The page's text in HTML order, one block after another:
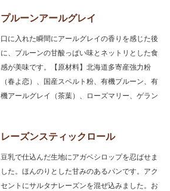
プルーンアールグレイ
口に入れた瞬間にアールグレイの香りを感じた後
に、プルーンの甘酸っぱい味とネットリとした食
感が美味です。【原材料】北海道多寄産強力粉
（春よ恋）、国産スペルト粉、有機プルーン、有
機アールグレイ（茶葉）、ローズマリー、ゲラン
レーズンスティックロール
豆乳で仕込んだ生地にアガベシロップを忍ばせま
した。ほんのりとした甘みのあるパンです。アク
セントにサルタナレーズンを混ぜ込みました。お